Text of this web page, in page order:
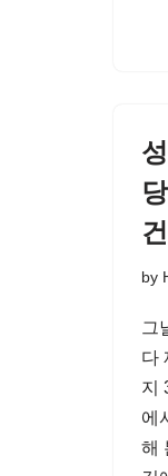
by
그
다
지
에
해